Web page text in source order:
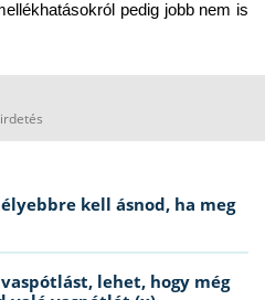
pedig jobb nem is
kell ásnod, ha meg
lehet, hogy még